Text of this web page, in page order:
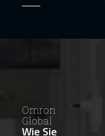
Omron
Global
Wie Sie